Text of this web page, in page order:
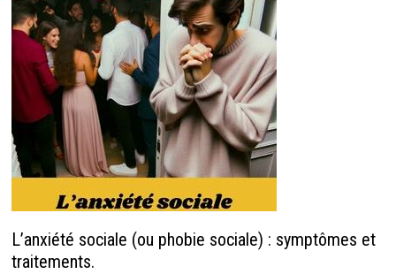
L’anxiété sociale (ou phobie sociale) : symptômes et
traitements.